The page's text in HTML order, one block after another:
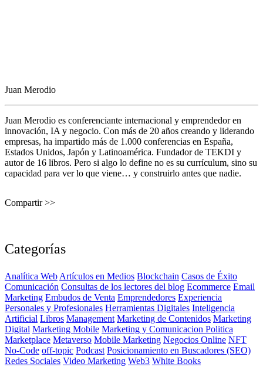
Juan Merodio
Juan Merodio es conferenciante internacional y emprendedor en
innovación, IA y negocio. Con más de 20 años creando y liderando
empresas, ha impartido más de 1.000 conferencias en España,
Estados Unidos, Japón y Latinoamérica. Fundador de TEKDI y
autor de 16 libros. Pero si algo lo define no es su currículum, sino su
capacidad para ver lo que viene… y construirlo antes que nadie.
Compartir >>
Categorías
Analítica Web Artículos en Medios Blockchain Casos de Éxito
Comunicación Consultas de los lectores del blog Ecommerce Email
Marketing Embudos de Venta Emprendedores Experiencia
Personales y Profesionales Herramientas Digitales Inteligencia
Artificial Libros Management Marketing de Contenidos Marketing
Digital Marketing Mobile Marketing y Comunicacion Politica
Marketplace Metaverso Mobile Marketing Negocios Online NFT
No-Code off-topic Podcast Posicionamiento en Buscadores (SEO)
Redes Sociales Video Marketing Web3 White Books